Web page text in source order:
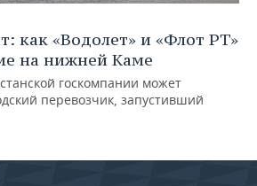
как «Водолет» и «Флот РТ»
на нижней Каме
госкомпании может
перевозчик, запустивший